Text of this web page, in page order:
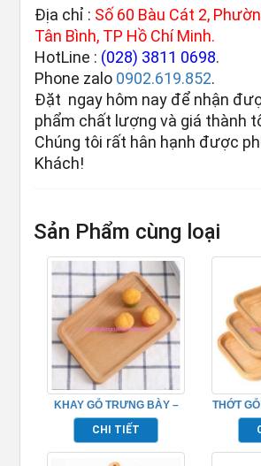
Địa chỉ : Số 60 Bàu Cát 2,
Tân Bình, TP Hồ Chí Minh.
HotLine : (028) 3811 0698.
Phone zalo 0902.619.852.
Đặt ngay hôm nay để nhận
phẩm chất lượng và giá thành
Chúng tôi rất hân hạnh được
Khách!
Sản Phẩm cùng loại
KHAY GỖ TRƯNG BÀY –
TPHM0218
CHI TIẾT
THỚT
–